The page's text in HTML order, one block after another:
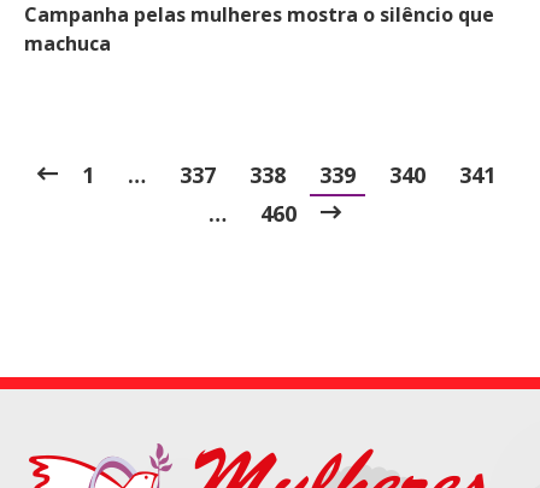
Campanha pelas mulheres mostra o silêncio que
machuca
1 … 337 338 339 340
341
…
460